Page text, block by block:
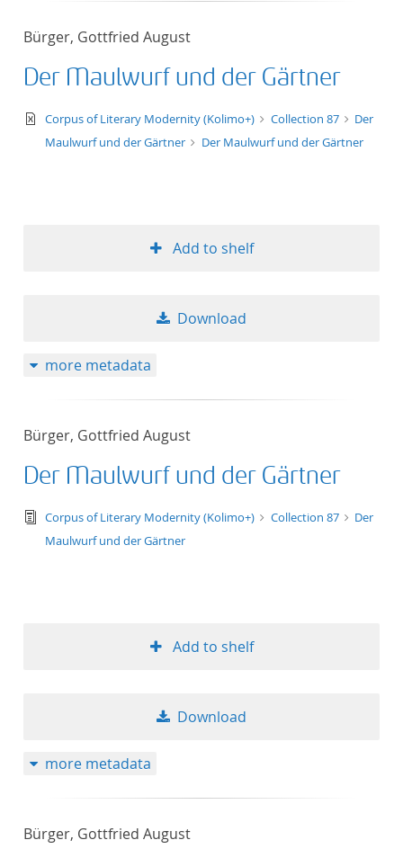
Bürger, Gottfried August
Der Maulwurf und der Gärtner
text/xml
Corpus of Literary Modernity (Kolimo+) Collection 87
Der
Maulwurf und der Gärtner
Der Maulwurf und der Gärtner
Add to shelf
Download
more metadata
Bürger, Gottfried August
Der Maulwurf und der Gärtner
text/tg.edition+tg.aggregation+xml
Corpus of Literary Modernity (Kolimo+) Collection 87
Der
Maulwurf und der Gärtner
Add to shelf
Download
more metadata
Bürger, Gottfried August